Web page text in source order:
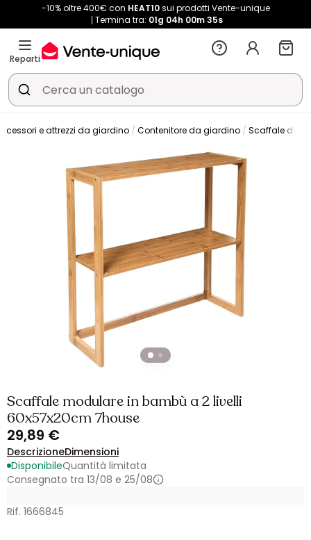
-10% oltre 400€ con HEAT10sui prodotti Vente-unique
Termina tra: 01g 04h 00m 34s
Reparti
e attrezzi da giardino Contenitore da giardino Scaffale da
Scaffale modulare in bambù a 2 livelli
60x57x20cm 7house
29,89 €
DescrizioneDimensioni
DisponibileQuantità limitata
Consegnato tra 13/08 e 25/08
Rif. 1666845